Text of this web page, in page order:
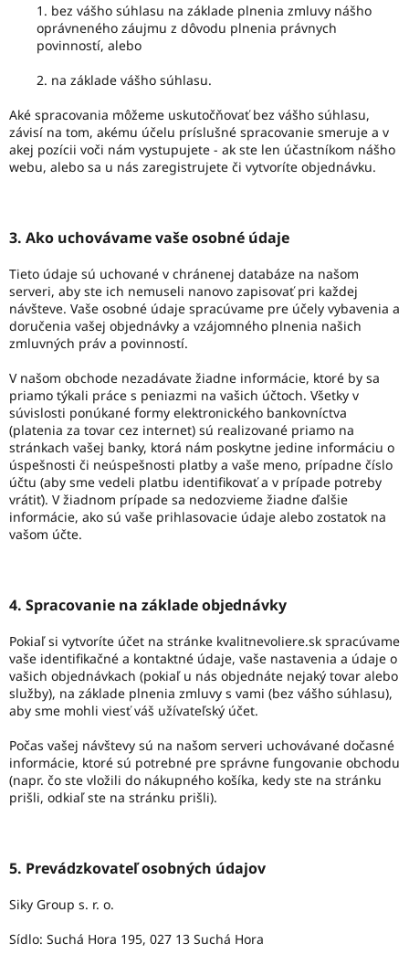
1. bez vášho súhlasu na základe plnenia zmluvy nášho
oprávneného záujmu z dôvodu plnenia právnych
povinností, alebo
2. na základe vášho súhlasu.
Aké spracovania môžeme uskutočňovať bez vášho súhlasu,
závisí na tom, akému účelu príslušné spracovanie smeruje a v
akej pozícii voči nám vystupujete - ak ste len účastníkom nášho
webu, alebo sa u nás zaregistrujete či vytvoríte objednávku.
3. Ako uchovávame vaše osobné údaje
Tieto údaje sú uchované v chránenej databáze na našom
serveri, aby ste ich nemuseli nanovo zapisovať pri každej
návšteve. Vaše osobné údaje spracúvame pre účely vybavenia a
doručenia vašej objednávky a vzájomného plnenia našich
zmluvných práv a povinností.
V našom obchode nezadávate žiadne informácie, ktoré by sa
priamo týkali práce s peniazmi na vašich účtoch. Všetky v
súvislosti ponúkané formy elektronického bankovníctva
(platenia za tovar cez internet) sú realizované priamo na
stránkach vašej banky, ktorá nám poskytne jedine informáciu o
úspešnosti či neúspešnosti platby a vaše meno, prípadne číslo
účtu (aby sme vedeli platbu identifikovať a v prípade potreby
vrátiť). V žiadnom prípade sa nedozvieme žiadne ďalšie
informácie, ako sú vaše prihlasovacie údaje alebo zostatok na
vašom účte.
4. Spracovanie na základe objednávky
Pokiaľ si vytvoríte účet na stránke kvalitnevoliere.sk spracúvame
vaše identifikačné a kontaktné údaje, vaše nastavenia a údaje o
vašich objednávkach (pokiaľ u nás objednáte nejaký tovar alebo
služby), na základe plnenia zmluvy s vami (bez vášho súhlasu),
aby sme mohli viesť váš užívateľský účet.
Počas vašej návštevy sú na našom serveri uchovávané dočasné
informácie, ktoré sú potrebné pre správne fungovanie obchodu
(napr. čo ste vložili do nákupného košíka, kedy ste na stránku
prišli, odkiaľ ste na stránku prišli).
5. Prevádzkovateľ osobných údajov
Siky Group s. r. o.
Sídlo: Suchá Hora 195, 027 13 Suchá Hora